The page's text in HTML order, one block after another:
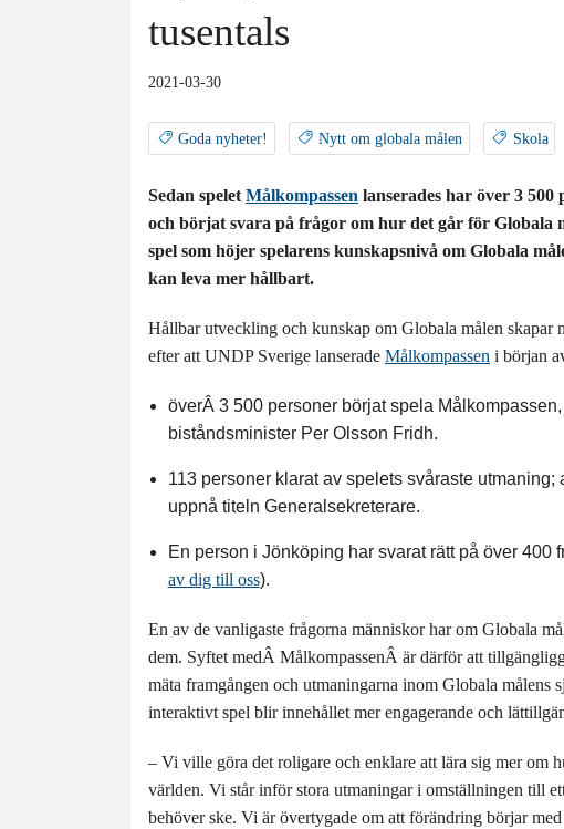
tusentals
2021-03-30
Goda nyheter! Nytt om globala målen Skola
Sedan spelet Målkompassen lanserades har över 3
och börjat svara på frågor om hur det går för Globala
spel som höjer spelarens kunskapsnivå om Globala
kan leva mer hållbart.
Hållbar utveckling och kunskap om Globala målen skapar
efter att UNDP Sverige lanserade Målkompassen i början
överÂ 3 500 personer börjat spela
biståndsminister Per Olsson Fridh.
113 personer klarat av spelets svåraste
uppnå titeln Generalsekreterare.
En person i Jönköping har svarat rätt på över 400
av dig till oss).
En av de vanligaste frågorna människor har om Globala
dem. Syftet medÂ MålkompassenÂ är därför att
mäta framgången och utmaningarna inom Globala målens
interaktivt spel blir innehållet mer engagerande och
– Vi ville göra det roligare och enklare att lära sig mer om
världen. Vi står inför stora utmaningar i omställningen till
behöver ske. Vi är övertygade om att förändring börjar